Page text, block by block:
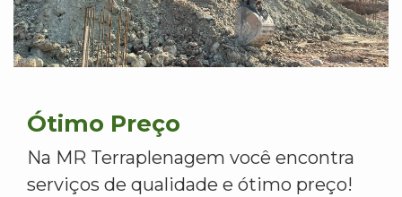
Ótimo Preço
Na MR Terraplenagem você encontra
serviços de qualidade e ótimo preço!